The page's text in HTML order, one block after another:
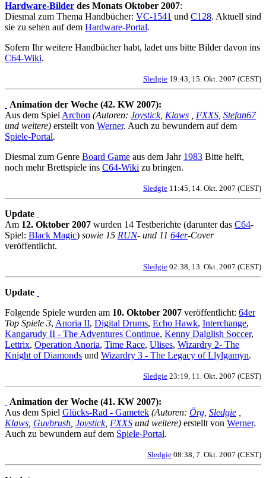
Hardware-Bilder des Monats Oktober 2007:
Diesmal zum Thema Handbücher: VC-1541 und C128. Aktuell sind
sie zu sehen auf dem Hardware-Portal.
Sofern Ihr weitere Handbücher habt, ladet uns bitte Bilder davon ins
C64-Wiki.
Sledgie 19:43, 15. Okt. 2007 (CEST)
Animation der Woche (42. KW 2007):
Aus dem Spiel Archon (Autoren: Joystick, Klaws FXXS Stefan67
und weitere) erstellt von Werner. Auch zu bewundern auf dem
Spiele-Portal.
Diesmal zum Genre Board Game aus dem Jahr 1983 Bitte helft,
noch mehr Brettspiele ins C64-Wiki zu bringen.
Sledgie 11:45, 14. Okt. 2007 (CEST)
Update
Am 12. Oktober 2007 wurden 14 Testberichte (darunter das C64-
Spiel: Black Magic) sowie 15 RUN- und 11 64er-Cover
veröffentlicht.
Sledgie 02:38, 13. Okt. 2007 (CEST)
Update
Folgende Spiele wurden am 10. Oktober 2007 veröffentlicht: 64er
Top Spiele 3, Anoria II, Digital Drums, Echo Hawk, Interchange,
Kangarudy II - The Adventures Continue, Kenny Dalglish Soccer,
Lettrix, Operation Anoria, Time Race, Ulises, Wizardry 2- The
Knight of Diamonds und Wizardry 3 - The Legacy of Llylgamyn.
Sledgie 23:19, 11. Okt. 2007 (CEST)
Animation der Woche (41. KW 2007):
Aus dem Spiel Glücks-Rad - Gametek (Autoren: Örg Sledgie
Klaws Guybrush Joystick, FXXS und weitere) erstellt von Werner.
Auch zu bewundern auf dem Spiele-Portal.
Sledgie 08:38, 7. Okt. 2007 (CEST)